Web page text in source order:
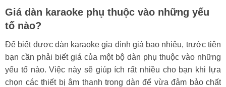
Giá dàn karaoke phụ thuộc vào những yếu
tố nào?
Để biết được dàn karaoke gia đình giá bao nhiêu, trước tiên
bạn cần phải biết giá của một bộ dàn phụ thuộc vào những
yếu tố nào. Việc này sẽ giúp ích rất nhiều cho bạn khi lựa
chọn các thiết bị âm thanh trong dàn để vừa đảm bảo chất